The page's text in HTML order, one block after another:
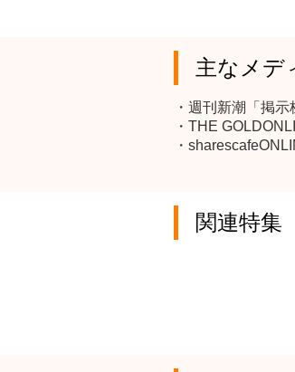
主なメデ
・週刊新潮「掲示
・THE
・
関連特集